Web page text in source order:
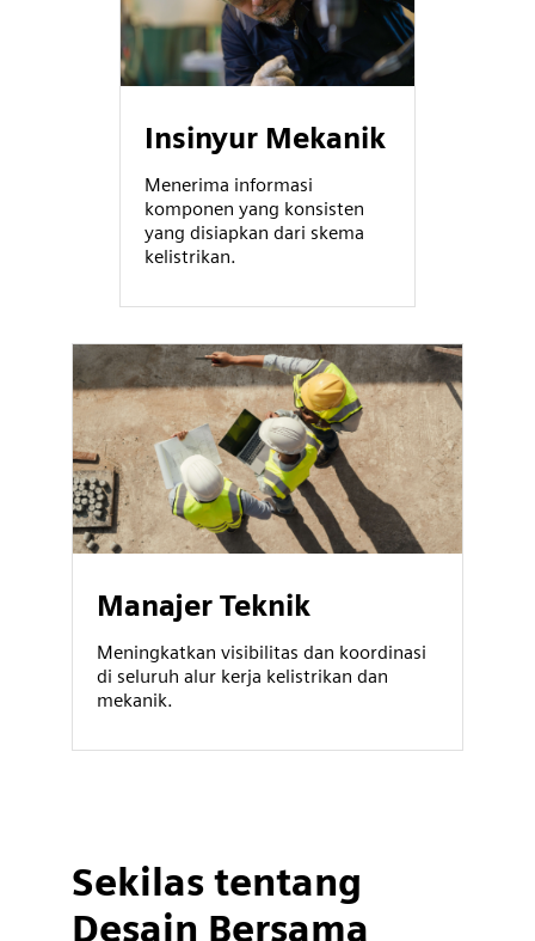
Insinyur Mekanik
Menerima informasi
komponen yang konsisten
yang disiapkan dari skema
kelistrikan.
Manajer Teknik
Meningkatkan visibilitas dan koordinasi
di seluruh alur kerja kelistrikan dan
mekanik.
Sekilas tentang
Desain Bersama